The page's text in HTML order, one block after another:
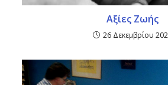
Αξίες Ζωής
26 Δεκεμβρίου